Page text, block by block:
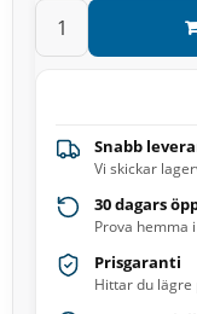
Snabb
Vi skickar
30 dagars
Prova hemma
Prisgaranti
Hittar du lägre